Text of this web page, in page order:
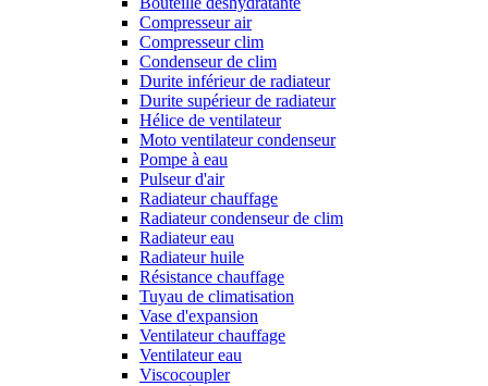
Compresseur air
Compresseur clim
Condenseur de clim
Durite inférieur de radiateur
Durite supérieur de radiateur
Hélice de ventilateur
Moto ventilateur condenseur
Pompe à eau
Pulseur d'air
Radiateur chauffage
Radiateur condenseur de clim
Radiateur eau
Radiateur huile
Résistance chauffage
Tuyau de climatisation
Vase d'expansion
Ventilateur chauffage
Ventilateur eau
Viscocoupler